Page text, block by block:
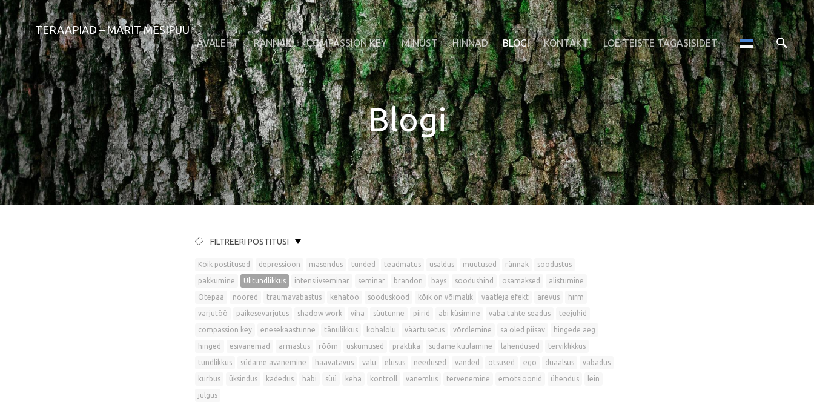
TERAAPIAD – MARIT MESIPUU
AVALEHT RÄNNAK COMPASSION KEY MINUST HINNAD BLOGI KONTAKT LOE TEISTE TAGASISIDET
Blogi
FILTREERI POSTITUSI
Kõik postitused depressioon masendus tunded teadmatus usaldus muutused rännak soodustus
pakkumine Ülitundlikkus intensiivseminar seminar brandon bays soodushind osamaksed alistumine
Otepää noored traumavabastus kehatöö sooduskood kõik on võimalik vaatleja efekt ärevus hirm
varjutöö päikesevarjutus shadow work viha süütunne piirid abi küsimine vaba tahte seadus teejuhid
compassion key enesekaastunne tänulikkus kohalolu väärtusetus võrdlemine sa oled piisav hingede aeg
hinged esivanemad armastus rõõm uskumused praktika südame kuulamine lahendused terviklikkus
tundlikkus südame avanemine haavatavus valu elusus needused vanded otsused ego duaalsus vabadus
kurbus üksindus kadedus häbi süü keha kontroll vanemlus tervenemine emotsioonid ühendus lein
julgus